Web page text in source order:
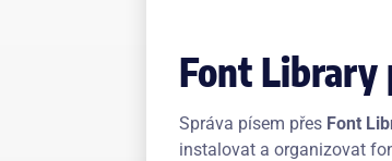
Font Library
Správa písem přes Font
instalovat a organizovat